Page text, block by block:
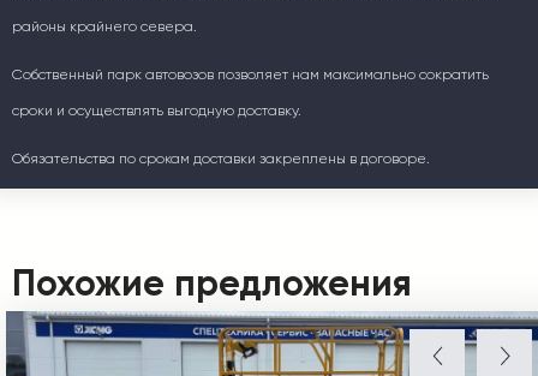
районы крайнего севера.
Собственный парк автовозов позволяет нам максимально сократить
сроки и осуществлять выгодную доставку.
Обязательства по срокам доставки закреплены в договоре.
Похожие предложения